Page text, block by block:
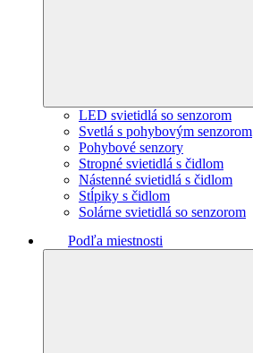
LED svietidlá so senzorom
Svetlá s pohybovým senzorom
Pohybové senzory
Stropné svietidlá s čidlom
Nástenné svietidlá s čidlom
Stĺpiky s čidlom
Solárne svietidlá so senzorom
Podľa miestnosti